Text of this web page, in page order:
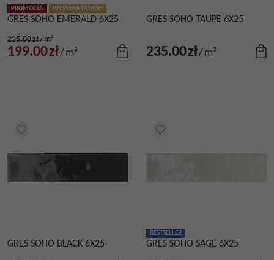
PROMOCJA WYSYŁKA DO 48H
GRES SOHO EMERALD 6X25
235.00zł/m²
199.00zł/ m²
GRES SOHO TAUPE 6X25
235.00zł/ m²
GRES SOHO BLACK 6X25
BESTSELLER
GRES SOHO SAGE 6X25